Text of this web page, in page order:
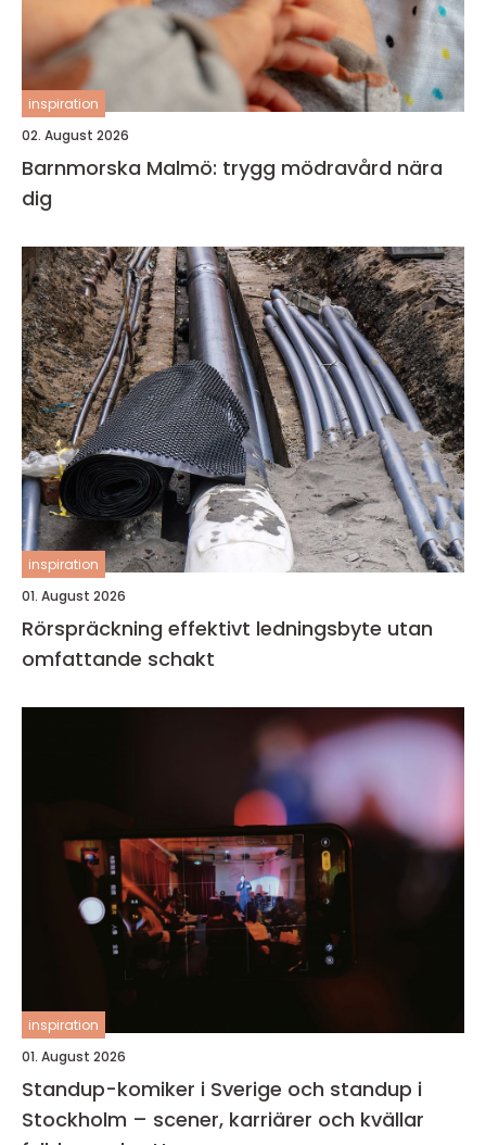
inspiration
02. August 2026
Barnmorska Malmö: trygg mödravård nära
dig
inspiration
01. August 2026
Rörspräckning effektivt ledningsbyte utan
omfattande schakt
inspiration
01. August 2026
Standup-komiker i Sverige och standup i
Stockholm – scener, karriärer och kvällar